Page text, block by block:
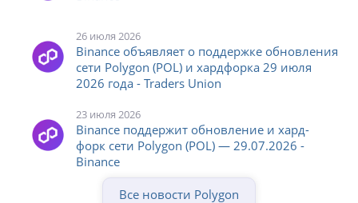
26 июля 2026
Binance объявляет о поддержке обновления
сети Polygon (POL) и хардфорка 29 июля
2026 года - Traders Union
23 июля 2026
Binance поддержит обновление и хард-
форк сети Polygon (POL) — 29.07.2026 -
Binance
Все новости Polygon